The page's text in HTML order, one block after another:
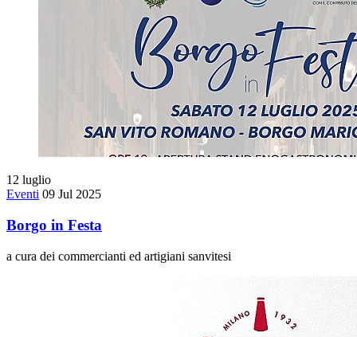
12 luglio
Eventi 09 Jul 2025
Borgo in Festa
a cura dei commercianti ed artigiani sanvitesi